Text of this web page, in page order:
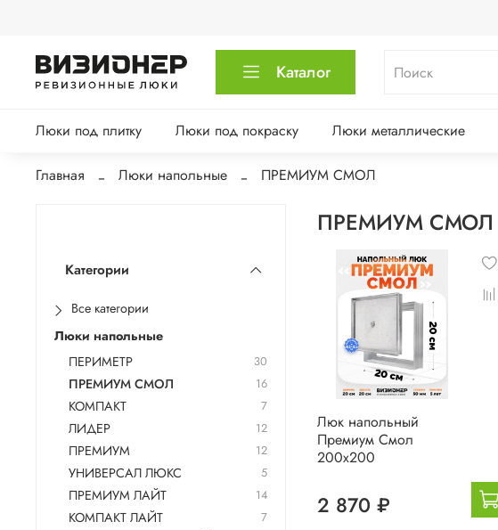
Каталог
Люки под плитку Люки под покраску Люки металлические
Главная Люки напольные ПРЕМИУМ СМОЛ
ПРЕМИУМ СМОЛ
Люк напольный
Премиум Смол
200х200
2 870 ₽
Категории
Все категории
Люки напольные
ПЕРИМЕТР
30
ПРЕМИУМ СМОЛ 16
КОМПАКТ 7
ЛИДЕР 12
ПРЕМИУМ 12
УНИВЕРСАЛ ЛЮКС 5
ПРЕМИУМ ЛАЙТ 14
КОМПАКТ ЛАЙТ 7